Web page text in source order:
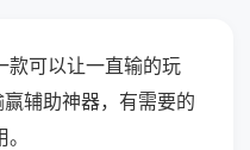
款可以让一直输的玩
辅助神器，有需要的